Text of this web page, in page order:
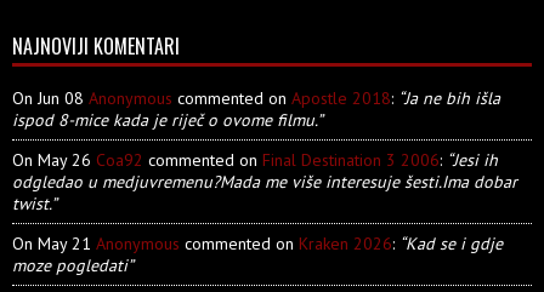
NAJNOVIJI KOMENTARI
On Jun 08 Anonymous commented on Apostle 2018: “Ja ne bih išla
ispod 8-mice kada je riječ o ovome filmu.”
On May 26 Coa92 commented on Final Destination 3 2006: “Jesi ih
odgledao u medjuvremenu?Mada me više interesuje šesti.Ima dobar
twist.”
On May 21 Anonymous commented on Kraken 2026: “Kad se i gdje
moze pogledati”